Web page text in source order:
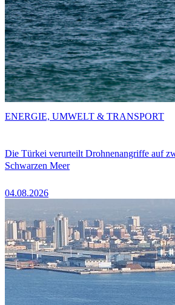
Die Türkei verurteilt Drohnenangriffe auf
Schwarzen Meer
04.08.2026
ENERGIE, UMWELT & TRANSPORT